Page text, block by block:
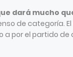
dará mucho
de categoría.
a por el partido de